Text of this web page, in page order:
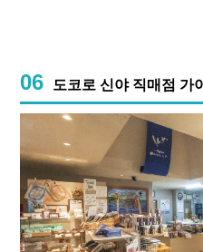
06 도코로 신야 직매점 가